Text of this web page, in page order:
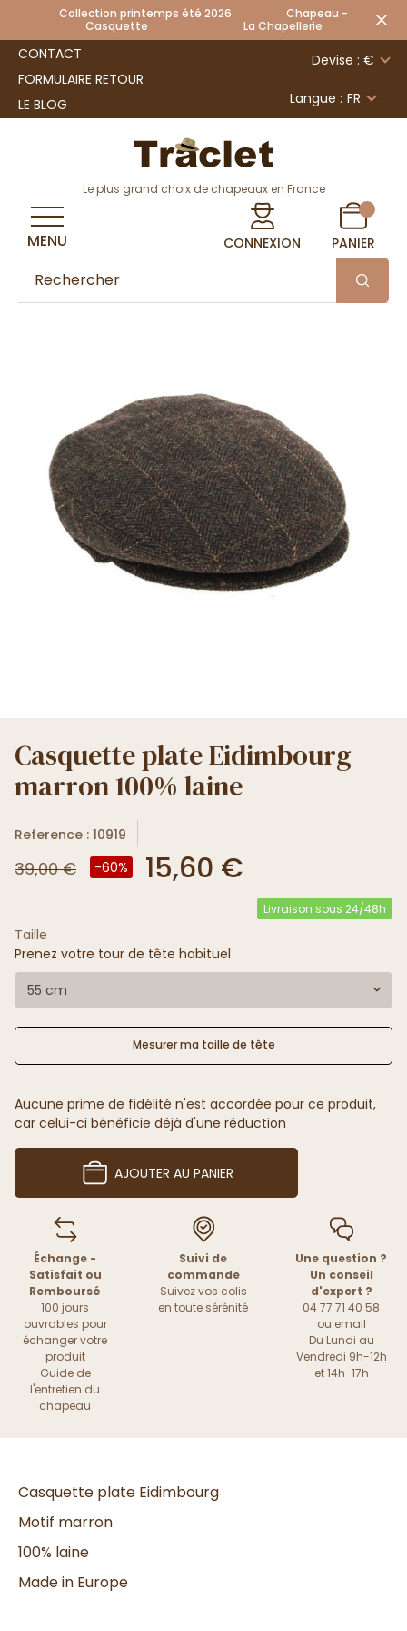
Collection printemps été 2026 Chapeau -
Casquette La Chapellerie
CONTACT
FORMULAIRE RETOUR
LE BLOG
Devise : €
Langue : FR
Le plus grand choix de chapeaux en France
CONNEXION PANIER
MENU
Casquette plate Eidimbourg
marron 100% laine
Reference : 10919
39,00 € -60% 15,60 €
Livraison sous 24/48h
Taille
Prenez votre tour de tête habituel
55 cm
Mesurer ma taille de tête
Aucune prime de fidélité n'est accordée pour ce produit,
car celui-ci bénéficie déjà d'une réduction
AJOUTER AU PANIER
Échange -
Satisfait ou
Remboursé
100 jours
ouvrables pour
échanger votre
produit
Guide de
l'entretien du
chapeau
Suivi de
commande
Suivez vos colis
en toute sérénité
Une question ?
Un conseil
d'expert ?
04 77 71 40 58
ou email
Du Lundi au
Vendredi 9h-12h
et 14h-17h
Casquette plate Eidimbourg
Motif marron
100% laine
Made in Europe